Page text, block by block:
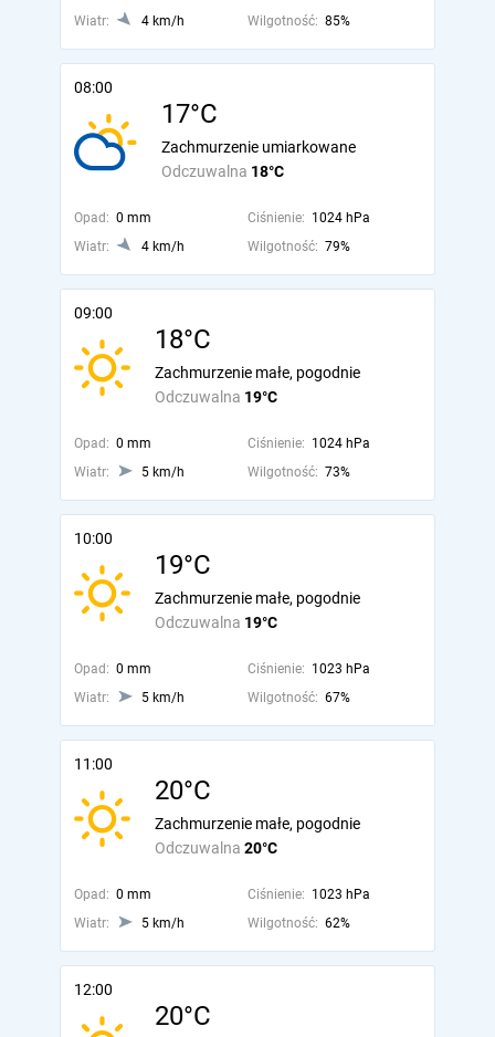
Wiatr: 4 km/h Wilgotność: 85%
08:00
17°C
Odczuwalna 18°C
Zachmurzenie umiarkowane
Opad: 0 mm Ciśnienie: 1024 hPa
Wiatr:
4 km/h Wilgotność: 79%
09:00
18°C
Odczuwalna 19°C
Zachmurzenie małe, pogodnie
Opad: 0 mm Ciśnienie: 1024 hPa
Wiatr:
5 km/h Wilgotność: 73%
10:00
19°C
Odczuwalna 19°C
Zachmurzenie małe, pogodnie
Opad: 0 mm Ciśnienie: 1023 hPa
Wiatr:
5 km/h Wilgotność: 67%
11:00
20°C
Odczuwalna 20°C
Zachmurzenie małe, pogodnie
Opad: 0 mm Ciśnienie: 1023 hPa
Wiatr:
5 km/h Wilgotność: 62%
12:00
20°C